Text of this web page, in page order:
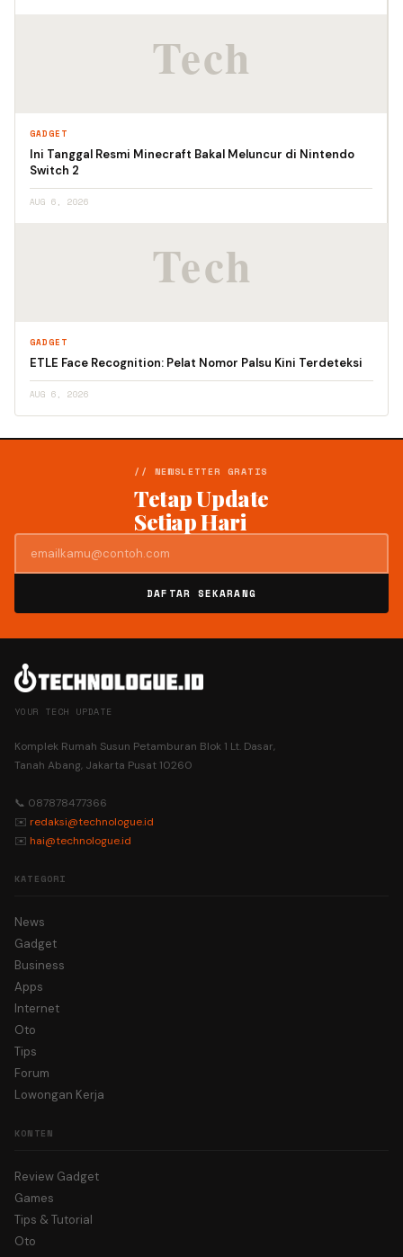
GADGET
Ini Tanggal Resmi Minecraft Bakal Meluncur di Nintendo
Switch 2
AUG 6, 2026
GADGET
ETLE Face Recognition: Pelat Nomor Palsu Kini Terdeteksi
AUG 6, 2026
// NEWSLETTER GRATIS
Tetap Update
Setiap Hari
DAFTAR SEKARANG
YOUR TECH UPDATE
Komplek Rumah Susun Petamburan Blok 1 Lt. Dasar,
Tanah Abang, Jakarta Pusat 10260
📞 087878477366
✉️ redaksi@technologue.id
✉️ hai@technologue.id
KATEGORI
News
Gadget
Business
Apps
Internet
Oto
Tips
Forum
Lowongan Kerja
KONTEN
Review Gadget
Games
Tips & Tutorial
Oto